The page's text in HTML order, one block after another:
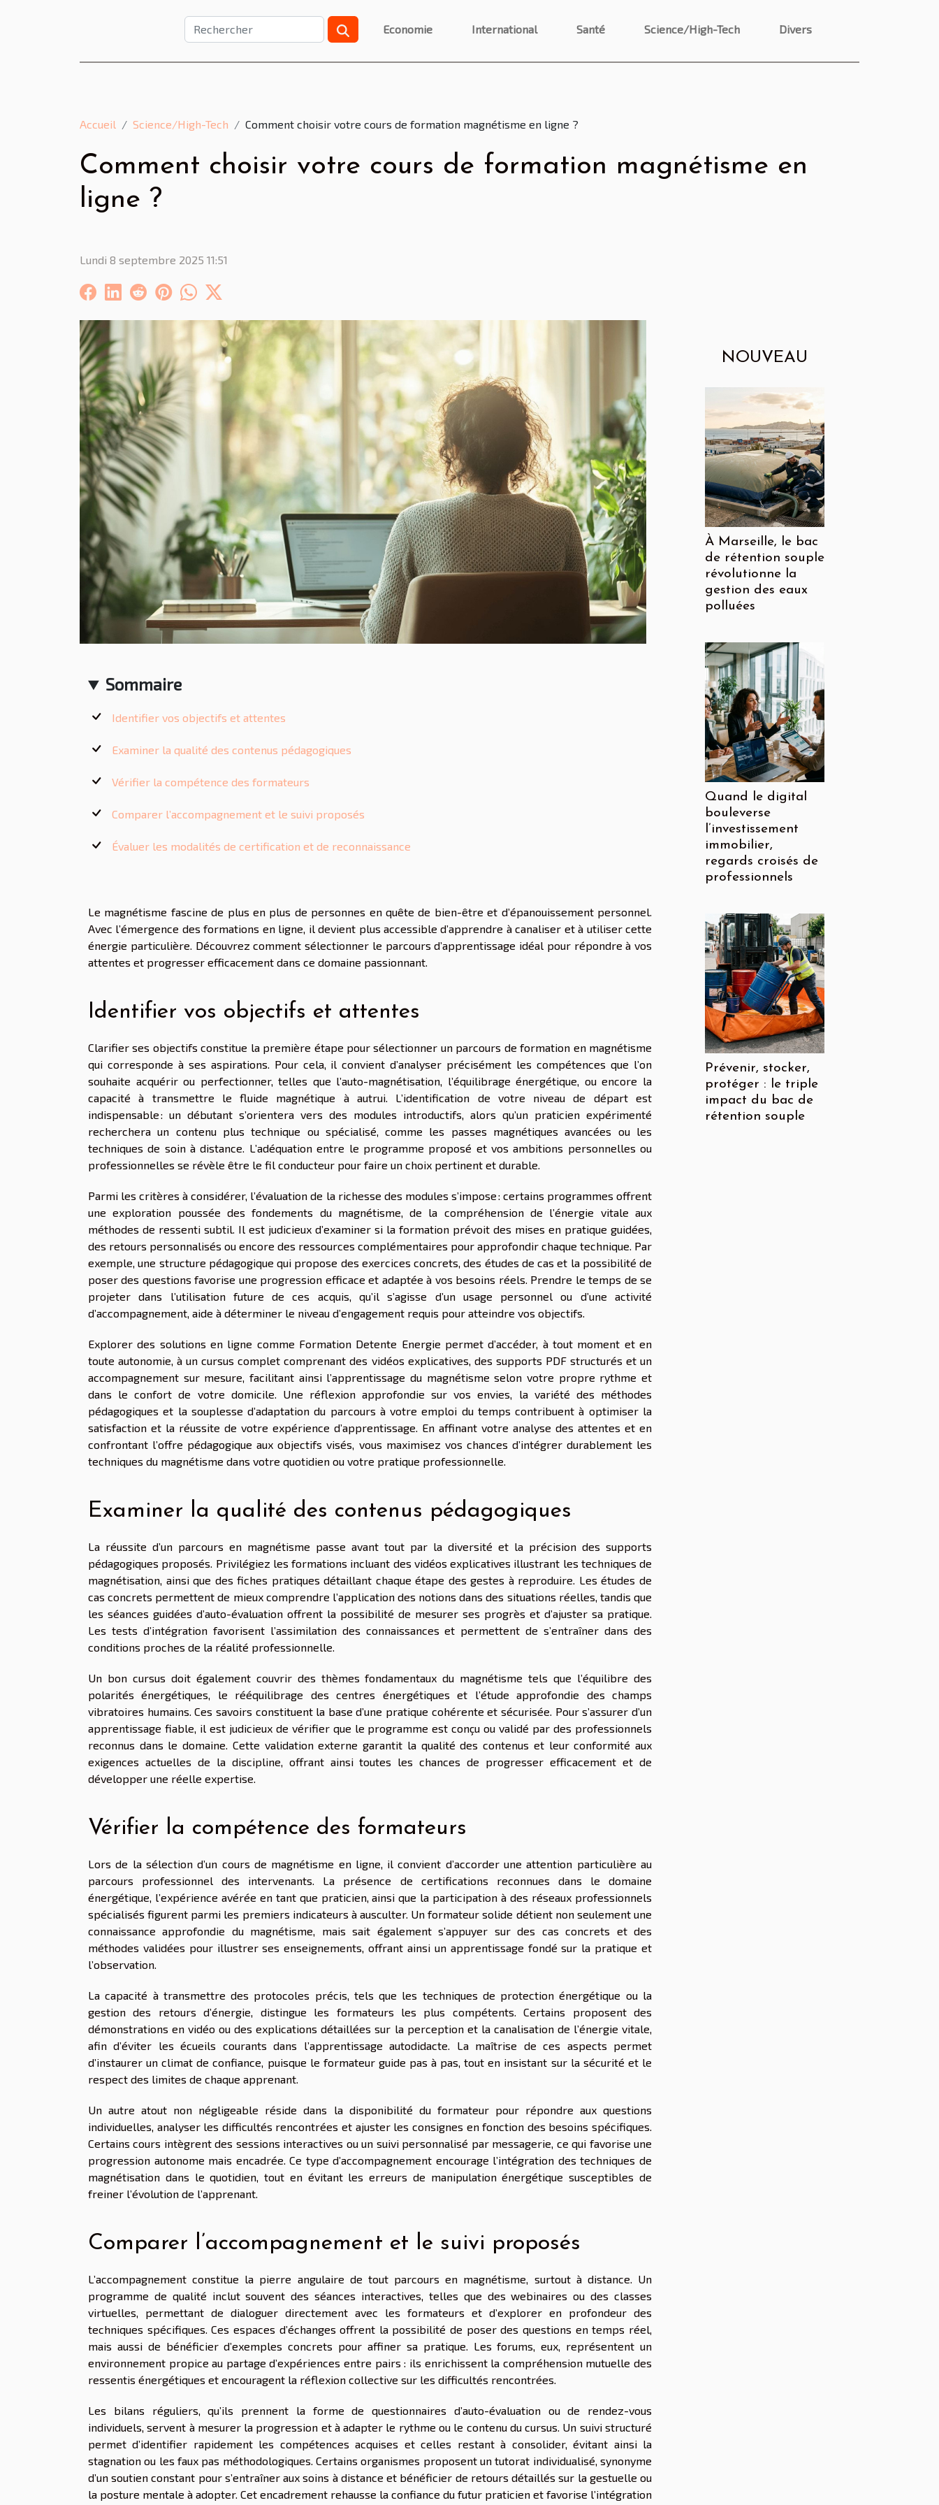
Economie International Santé Science/High-Tech Divers
Accueil Science/High-Tech Comment choisir votre cours de formation magnétisme en ligne ?
Comment choisir votre cours de formation magnétisme en
ligne ?
Lundi 8 septembre 2025 11:51
Sommaire
Identifier vos objectifs et attentes
Examiner la qualité des contenus pédagogiques
Vérifier la compétence des formateurs
Comparer l’accompagnement et le suivi proposés
Évaluer les modalités de certification et de reconnaissance
Le magnétisme fascine de plus en plus de personnes en quête de bien-être et d’épanouissement personnel.
Avec l’émergence des formations en ligne, il devient plus accessible d’apprendre à canaliser et à utiliser cette
énergie particulière. Découvrez comment sélectionner le parcours d’apprentissage idéal pour répondre à vos
attentes et progresser efficacement dans ce domaine passionnant.
Identifier vos objectifs et attentes
Clarifier ses objectifs constitue la première étape pour sélectionner un parcours de formation en magnétisme
qui corresponde à ses aspirations. Pour cela, il convient d’analyser précisément les compétences que l’on
souhaite acquérir ou perfectionner, telles que l’auto-magnétisation, l’équilibrage énergétique, ou encore la
capacité à transmettre le fluide magnétique à autrui. L’identification de votre niveau de départ est
indispensable : un débutant s’orientera vers des modules introductifs, alors qu’un praticien expérimenté
recherchera un contenu plus technique ou spécialisé, comme les passes magnétiques avancées ou les
techniques de soin à distance. L’adéquation entre le programme proposé et vos ambitions personnelles ou
professionnelles se révèle être le fil conducteur pour faire un choix pertinent et durable.
Parmi les critères à considérer, l’évaluation de la richesse des modules s’impose : certains programmes offrent
une exploration poussée des fondements du magnétisme, de la compréhension de l’énergie vitale aux
méthodes de ressenti subtil. Il est judicieux d’examiner si la formation prévoit des mises en pratique guidées,
des retours personnalisés ou encore des ressources complémentaires pour approfondir chaque technique. Par
exemple, une structure pédagogique qui propose des exercices concrets, des études de cas et la possibilité de
poser des questions favorise une progression efficace et adaptée à vos besoins réels. Prendre le temps de se
projeter dans l’utilisation future de ces acquis, qu’il s’agisse d’un usage personnel ou d’une activité
d’accompagnement, aide à déterminer le niveau d’engagement requis pour atteindre vos objectifs.
Explorer des solutions en ligne comme Formation Detente Energie permet d’accéder, à tout moment et en
toute autonomie, à un cursus complet comprenant des vidéos explicatives, des supports PDF structurés et un
accompagnement sur mesure, facilitant ainsi l’apprentissage du magnétisme selon votre propre rythme et
dans le confort de votre domicile. Une réflexion approfondie sur vos envies, la variété des méthodes
pédagogiques et la souplesse d’adaptation du parcours à votre emploi du temps contribuent à optimiser la
satisfaction et la réussite de votre expérience d’apprentissage. En affinant votre analyse des attentes et en
confrontant l’offre pédagogique aux objectifs visés, vous maximisez vos chances d’intégrer durablement les
techniques du magnétisme dans votre quotidien ou votre pratique professionnelle.
Examiner la qualité des contenus pédagogiques
La réussite d’un parcours en magnétisme passe avant tout par la diversité et la précision des supports
pédagogiques proposés. Privilégiez les formations incluant des vidéos explicatives illustrant les techniques de
magnétisation, ainsi que des fiches pratiques détaillant chaque étape des gestes à reproduire. Les études de
cas concrets permettent de mieux comprendre l’application des notions dans des situations réelles, tandis que
les séances guidées d’auto-évaluation offrent la possibilité de mesurer ses progrès et d’ajuster sa pratique.
Les tests d’intégration favorisent l’assimilation des connaissances et permettent de s’entraîner dans des
conditions proches de la réalité professionnelle.
Un bon cursus doit également couvrir des thèmes fondamentaux du magnétisme tels que l’équilibre des
polarités énergétiques, le rééquilibrage des centres énergétiques et l’étude approfondie des champs
vibratoires humains. Ces savoirs constituent la base d’une pratique cohérente et sécurisée. Pour s’assurer d’un
apprentissage fiable, il est judicieux de vérifier que le programme est conçu ou validé par des professionnels
reconnus dans le domaine. Cette validation externe garantit la qualité des contenus et leur conformité aux
exigences actuelles de la discipline, offrant ainsi toutes les chances de progresser efficacement et de
développer une réelle expertise.
Vérifier la compétence des formateurs
Lors de la sélection d’un cours de magnétisme en ligne, il convient d’accorder une attention particulière au
parcours professionnel des intervenants. La présence de certifications reconnues dans le domaine
énergétique, l’expérience avérée en tant que praticien, ainsi que la participation à des réseaux professionnels
spécialisés figurent parmi les premiers indicateurs à ausculter. Un formateur solide détient non seulement une
connaissance approfondie du magnétisme, mais sait également s’appuyer sur des cas concrets et des
méthodes validées pour illustrer ses enseignements, offrant ainsi un apprentissage fondé sur la pratique et
l’observation.
La capacité à transmettre des protocoles précis, tels que les techniques de protection énergétique ou la
gestion des retours d’énergie, distingue les formateurs les plus compétents. Certains proposent des
démonstrations en vidéo ou des explications détaillées sur la perception et la canalisation de l’énergie vitale,
afin d’éviter les écueils courants dans l’apprentissage autodidacte. La maîtrise de ces aspects permet
d’instaurer un climat de confiance, puisque le formateur guide pas à pas, tout en insistant sur la sécurité et le
respect des limites de chaque apprenant.
Un autre atout non négligeable réside dans la disponibilité du formateur pour répondre aux questions
individuelles, analyser les difficultés rencontrées et ajuster les consignes en fonction des besoins spécifiques.
Certains cours intègrent des sessions interactives ou un suivi personnalisé par messagerie, ce qui favorise une
progression autonome mais encadrée. Ce type d’accompagnement encourage l’intégration des techniques de
magnétisation dans le quotidien, tout en évitant les erreurs de manipulation énergétique susceptibles de
freiner l’évolution de l’apprenant.
Comparer l’accompagnement et le suivi proposés
L’accompagnement constitue la pierre angulaire de tout parcours en magnétisme, surtout à distance. Un
programme de qualité inclut souvent des séances interactives, telles que des webinaires ou des classes
virtuelles, permettant de dialoguer directement avec les formateurs et d’explorer en profondeur des
techniques spécifiques. Ces espaces d’échanges offrent la possibilité de poser des questions en temps réel,
mais aussi de bénéficier d’exemples concrets pour affiner sa pratique. Les forums, eux, représentent un
environnement propice au partage d’expériences entre pairs : ils enrichissent la compréhension mutuelle des
ressentis énergétiques et encouragent la réflexion collective sur les difficultés rencontrées.
Les bilans réguliers, qu’ils prennent la forme de questionnaires d’auto-évaluation ou de rendez-vous
individuels, servent à mesurer la progression et à adapter le rythme ou le contenu du cursus. Un suivi structuré
permet d’identifier rapidement les compétences acquises et celles restant à consolider, évitant ainsi la
stagnation ou les faux pas méthodologiques. Certains organismes proposent un tutorat individualisé, synonyme
d’un soutien constant pour s’entraîner aux soins à distance et bénéficier de retours détaillés sur la gestuelle ou
la posture mentale à adopter. Cet encadrement rehausse la confiance du futur praticien et favorise l’intégration
NOUVEAU
À Marseille, le bac
de rétention souple
révolutionne la
gestion des eaux
polluées
Quand le digital
bouleverse
l’investissement
immobilier,
regards croisés de
professionnels
Prévenir, stocker,
protéger : le triple
impact du bac de
rétention souple